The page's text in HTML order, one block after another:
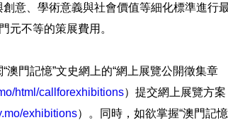
意、學術意義與社會價值等細化標準進行
元不等的策展費用。
澳門記憶”文史網上的“網上展覽公開徵集章
html/callforexhibitions）提交網上展覽方
exhibitions）。同時，如欲掌握“澳門記